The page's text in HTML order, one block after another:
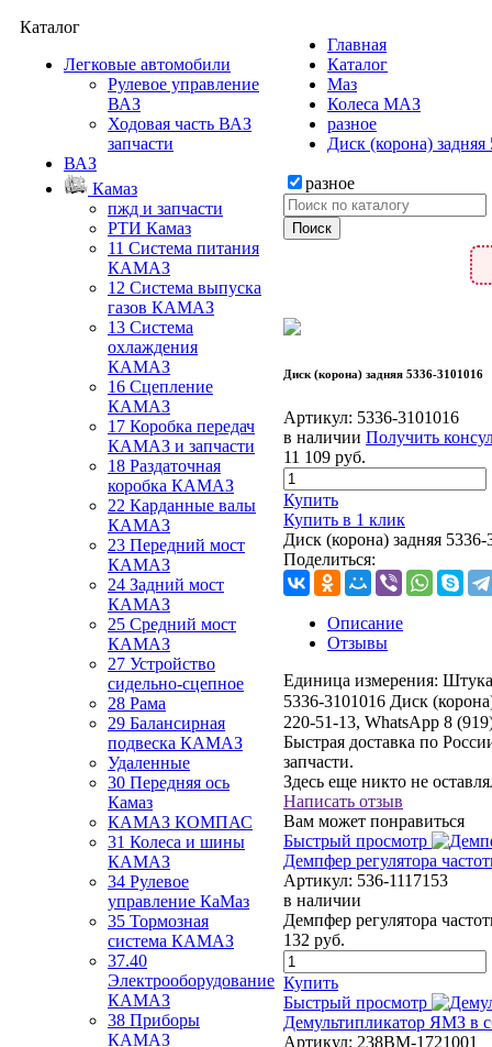
Каталог
Легковые автомобили
Рулевое управление
ВАЗ
Ходовая часть ВАЗ
запчасти
ВАЗ
Камаз
пжд и запчасти
РТИ Камаз
11 Система питания
КАМАЗ
12 Система выпуска
газов КАМАЗ
13 Система
охлаждения
КАМАЗ
16 Сцепление
КАМАЗ
17 Коробка передач
КАМАЗ и запчасти
18 Раздаточная
коробка КАМАЗ
22 Карданные валы
КАМАЗ
23 Передний мост
КАМАЗ
24 Задний мост
КАМАЗ
25 Средний мост
КАМАЗ
27 Устройство
сидельно-сцепное
28 Рама
29 Балансирная
подвеска КАМАЗ
Удаленные
30 Передняя ось
Камаз
КАМАЗ КОМПАС
31 Колеса и шины
КАМАЗ
34 Рулевое
управление КаМаз
35 Тормозная
система КАМАЗ
37.40
Электрооборудование
КАМАЗ
38 Приборы
КАМАЗ
Главная
Каталог
Маз
Колеса МАЗ
разное
Диск (корона) задняя
разное
Диск (корона) задняя 5336-3101016
Артикул: 5336-3101016
в наличии Получить
11 109 руб.
Купить
Купить в 1 клик
Диск (корона) задняя 5336-
Поделиться:
Описание
Отзывы
Единица измерения: Штука
5336-3101016 Диск
220-51-13, WhatsApp 8
Быстрая доставка по
запчасти.
Здесь еще никто не
Написать отзыв
Вам может понравиться
Быстрый просмотр
Демпфер регулятора
Артикул: 536-1117153
в наличии
Демпфер регулятора
132 руб.
Купить
Быстрый просмотр
Демультипликатор ЯМЗ в
Артикул: 238ВМ-1721001